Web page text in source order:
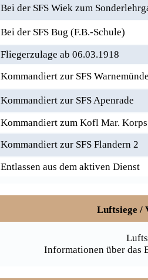
Bei der SFS Wiek zum
Bei der SFS Bug (F.B.-Schule)
Fliegerzulage ab 06.03.1918
Kommandiert zur SFS Warnemünde
Kommandiert zur SFS Apenrade
Kommandiert zum Kofl Mar.
Kommandiert zur SFS Flandern 2
Entlassen aus dem aktiven Dienst
Luftsiege /
Informationen über das